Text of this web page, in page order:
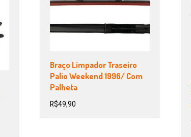
Braço Limpador Traseiro
Palio Weekend 1996/ Com
Palheta
R$49,90